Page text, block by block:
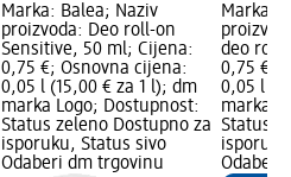
Marka: Balea; Naziv
proizvoda: Deo roll-on
Sensitive, 50 ml; Cijena:
0,75 €; Osnovna cijena:
0,05 l (15,00 € za 1 l); dm
marka Logo; Dostupnost:
Status zeleno Dostupno za
isporuku, Status sivo
Odaberi dm trgovinu
Marka:
deo roll-
0,75 €;
0,05 l
marka
Status
Odaberi